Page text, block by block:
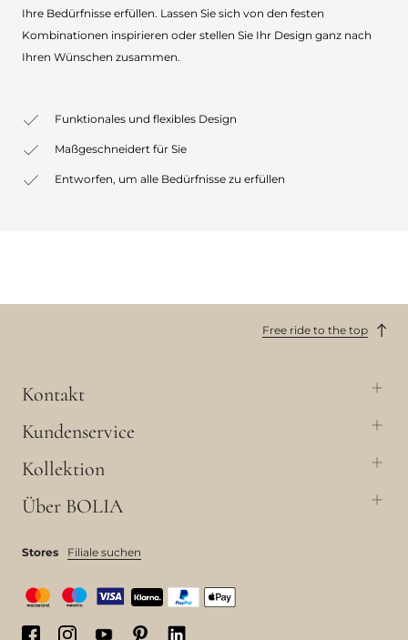
Ihre Bedürfnisse erfüllen. Lassen Sie sich von den festen
Kombinationen inspirieren oder stellen Sie Ihr Design ganz nach
Ihren Wünschen zusammen.
Funktionales und flexibles Design
Maßgeschneidert für Sie
Entworfen, um alle Bedürfnisse zu erfüllen
Free ride to the top
Kontakt
Kundenservice
Kollektion
Über BOLIA
Stores Filiale suchen